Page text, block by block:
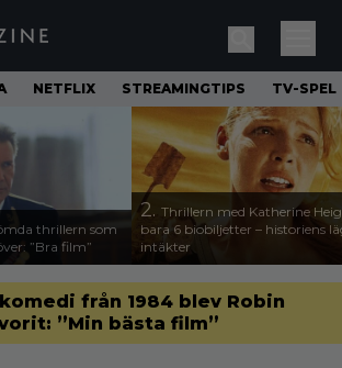
NETFLIX STREAMINGTIPS TV-SPEL
thrillern som
”Bra film”
2. Thrillern med Katherine
bara 6 biobiljetter – historiens
intäkter
från 1984 blev Robin
”Min bästa film”